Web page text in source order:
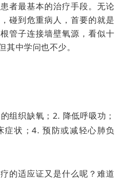
者最基本的治疗手段。无论
碰到危重病人，首要的就是
管子连接墙壁氧源，看似十
其中学问也不少。
组织缺氧； 2. 降低呼吸功；
症状；4. 预防或减轻心肺负
的适应证又是什么呢？难道